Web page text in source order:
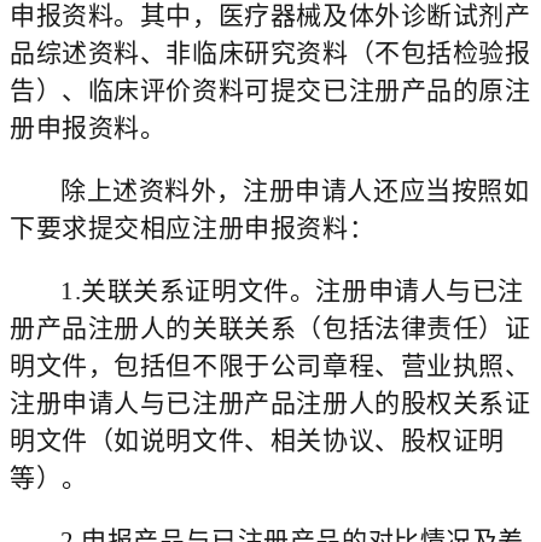
申报资料。其中，医疗器械及体外诊断试剂产
品综述资料、非临床研究资料（不包括检验报
告）、临床评价资料可提交已注册产品的原注
册申报资料。
除上述资料外，注册申请人还应当按照如
下要求提交相应注册申报资料：
1.关联关系证明文件。 注册申请人与 已注
册产品注册人的关联关系（包括法律责任）证
明文件， 包括但不限于公司章程、营业执照、
注册申请人与已注册产品注册人的股权关系证
明文件（如说明文件、相关协议、股权证明
等）。